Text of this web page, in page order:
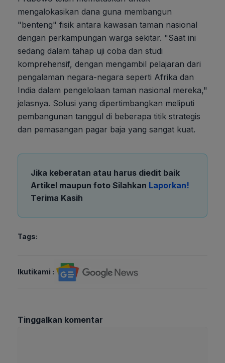
mengalokasikan dana guna membangun
"benteng" fisik antara kawasan taman nasional
dengan perkampungan warga sekitar. "Saat ini
sedang dalam tahap uji coba dan studi
komprehensif, dengan mengambil pelajaran dari
pengalaman negara-negara seperti Afrika dan
India dalam pengelolaan taman nasional mereka,"
jelasnya. Solusi yang dipertimbangkan meliputi
pembangunan tanggul di beberapa titik strategis
dan pemasangan pagar baja yang sangat kuat.
Jika keberatan atau harus diedit baik
Artikel maupun foto Silahkan Laporkan!
Terima Kasih
Tags:
Ikutikami :
Tinggalkan komentar